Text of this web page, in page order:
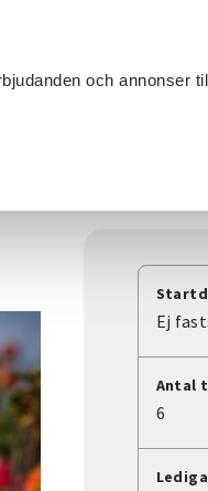
och annonser
Ej
Antal
6